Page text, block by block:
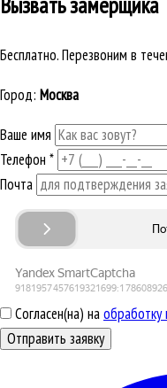
Бесплатно. Перезвоним в
Город: Москва
Ваше имя
Телефон *
Почта
Согласен(на) наобработку
Отправить заявку